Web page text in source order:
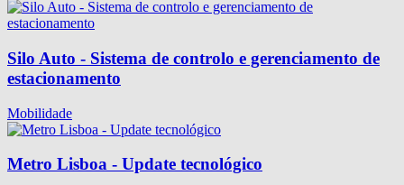
Silo Auto - Sistema de controlo e gerenciamento de
estacionamento
Mobilidade
Metro Lisboa - Update tecnológico